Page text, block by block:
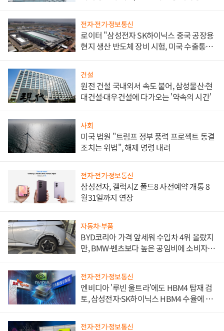
전자·전기·정보통신
로이터 "삼성전자 SK하이닉스 중국 공장용
현지 생산 반도체 장비 시험, 미국 수출통제
건설
원전 건설 국내외서 속도 붙어, 삼성물산·현
대건설·대우건설에 다가오는 '약속의 시간'
사회
미국 법원 "트럼프 정부 풍력 프로젝트 동결
조치는 위법", 해제 명령 내려
전자·전기·정보통신
삼성전자, 갤럭시Z 폴드8 사전예약 개통 8
월31일까지 연장
자동차·부품
BYD코리아 가격 앞세워 수입차 4위 올랐지
만, BMW·벤츠보다 높은 공임비에 소비자
전자·전기·정보통신
엔비디아 '루빈 울트라'에도 HBM4 탑재 검
토, 삼성전자·SK하이닉스 HBM4 수율에 주
전자·전기·정보통신